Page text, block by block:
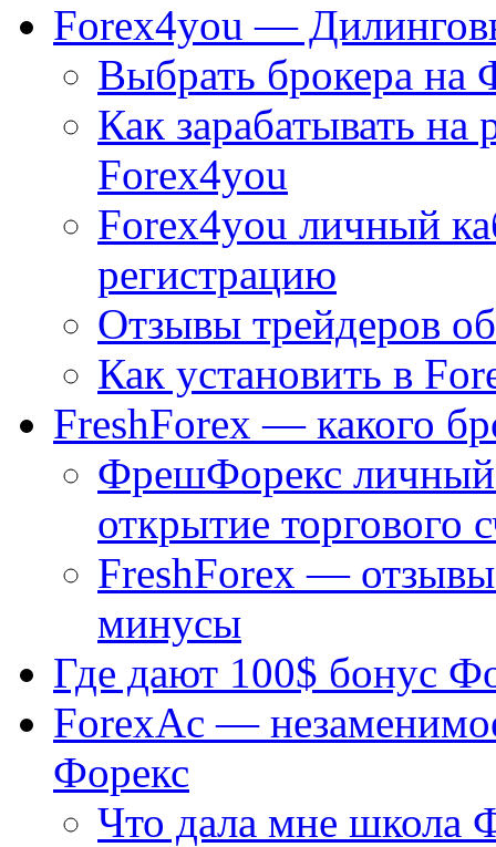
Forex4you —
Выбрать брокера
Как зарабатывать
Forex4you
Forex4you личный
регистрацию
Отзывы трейдеров
Как установить в
FreshForex — какого
ФрешФорекс личный
открытие торгового
FreshForex —
минусы
Где дают 100$ бонус
ForexAc —
Форекс
Что дала мне школа